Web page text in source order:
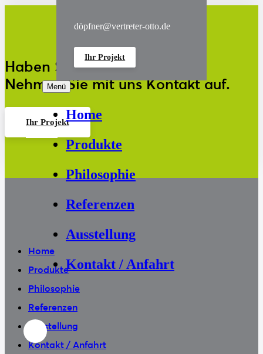
döpfner@vertreter-otto.de
Ihr Projekt
Menü
Home
Produkte
Philosophie
Referenzen
Ausstellung
Kontakt / Anfahrt
Haben Sie noch Fragen?
Nehmen Sie mit uns Kontakt auf.
Ihr Projekt
Home
Produkte
Philosophie
Referenzen
Ausstellung
Kontakt / Anfahrt